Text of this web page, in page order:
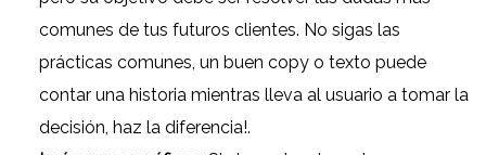
comunes de tus futuros clientes. No sigas las
prácticas comunes, un buen copy o texto puede
contar una historia mientras lleva al usuario a tomar la
decisión, haz la diferencia!.